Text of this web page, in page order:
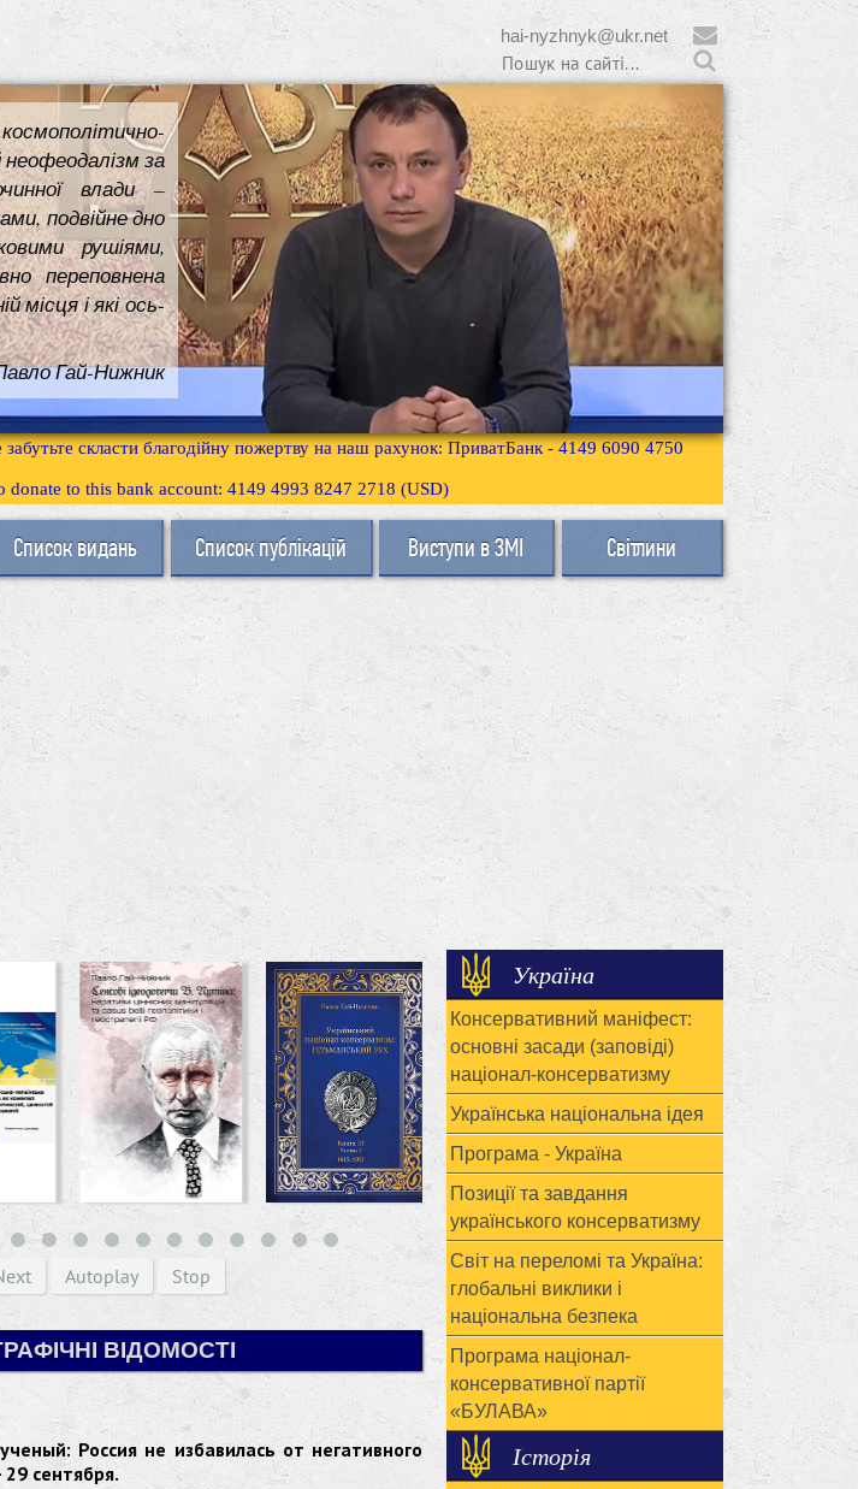
hai-nyzhnyk@ukr.net
неофеодалізм за
влади –
подвійне дно
рушіями,
переповнена
місця і які ось-
Гай-Нижник
скласти благодійну пожертву на наш рахунок: ПриватБанк - 4149 6090 4750
to this bank account: 4149 4993 8247 2718 (USD)
Список видань Список публікацій Виступи в ЗМІ Світлини
Autoplay Stop
ВІДОМОСТІ
Россия не избавилась от негативного
сентября.
Україна
Консервативний маніфест:
основні засади (заповіді)
націонал-консерватизму
Українська національна ідея
Програма - Україна
Позиції та завдання
українського консерватизму
Світ на переломі та Україна:
глобальні виклики і
національна безпека
Програма націонал-
консервативної партії
«БУЛАВА»
Історія